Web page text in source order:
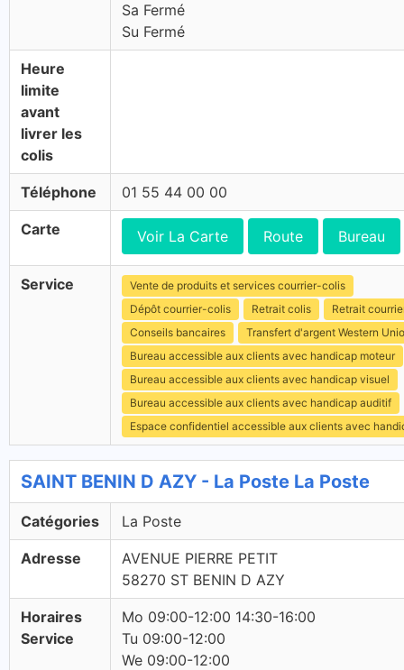
Sa Fermé
Su Fermé
Heure
limite
avant
livrer les
colis
Téléphone 01 55 44 00 00
Carte Voir La Carte Route Bureau
Service
Vente de produits et services courrier-colis
Dépôt courrier-colis
Retrait colis
Retrait
Conseils bancaires
Transfert d'argent Western
Bureau accessible aux clients avec handicap moteur
Bureau accessible aux clients avec handicap visuel
Bureau accessible aux clients avec handicap auditif
Espace confidentiel accessible aux clients avec
SAINT BENIN D AZY - La Poste La Poste
Catégories La Poste
Adresse
AVENUE PIERRE PETIT
58270 ST BENIN D AZY
Horaires
Service
Mo 09:00-12:00 14:30-16:00
Tu 09:00-12:00
We 09:00-12:00